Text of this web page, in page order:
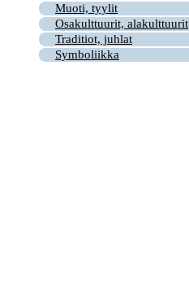
Muoti, tyylit
Osakulttuurit, alakulttuurit
Traditiot, juhlat
Symboliikka